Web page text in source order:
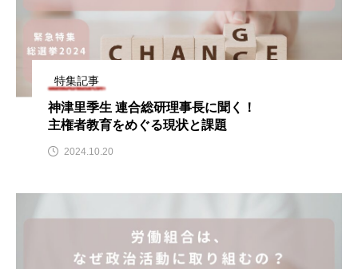
特集記事
神津里季生 連合総研理事長に聞く！
主権者教育をめぐる現状と課題
2024.10.20